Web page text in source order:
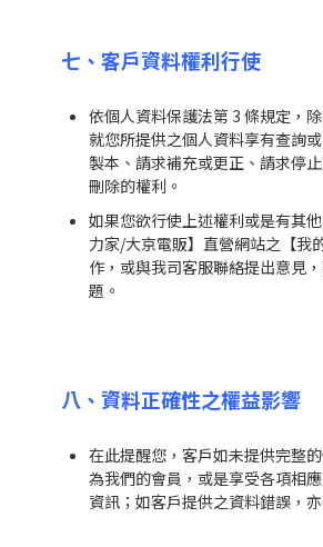
七、客戶資料權利行使
依個人資料保護法第 3 條規定，
就您所提供之個人資料享有查詢
製本、請求補充或更正、請求停
刪除的權利。
如果您欲行使上述權利或是有其
力家/大京電販】直營網站之【我
作，或與我司客服聯絡提出意見
題。
八、資料正確性之權益影響
在此提醒您，客戶如未提供完整
為我們的會員，或是享受各項相
資訊；如客戶提供之資料錯誤，